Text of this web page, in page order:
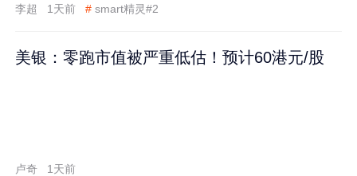
李超 1天前 # smart精灵#2
美银：零跑市值被严重低估！预计60港元/股
卢奇 1天前